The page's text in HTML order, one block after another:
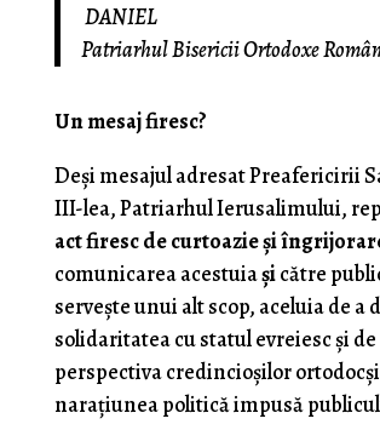
† DANIEL
Patriarhul Bisericii Ortodoxe
Un mesaj firesc?
Deşi mesajul adresat Preafericirii
III-lea, Patriarhul Ierusalimului,
act firesc de curtoazie şi
comunicarea acestuiaşicătre
serveşte unui alt scop, aceluia de a
solidaritatea cu statul evreiesc şi
perspectiva credincioşilor
naraţiunea politică impusă